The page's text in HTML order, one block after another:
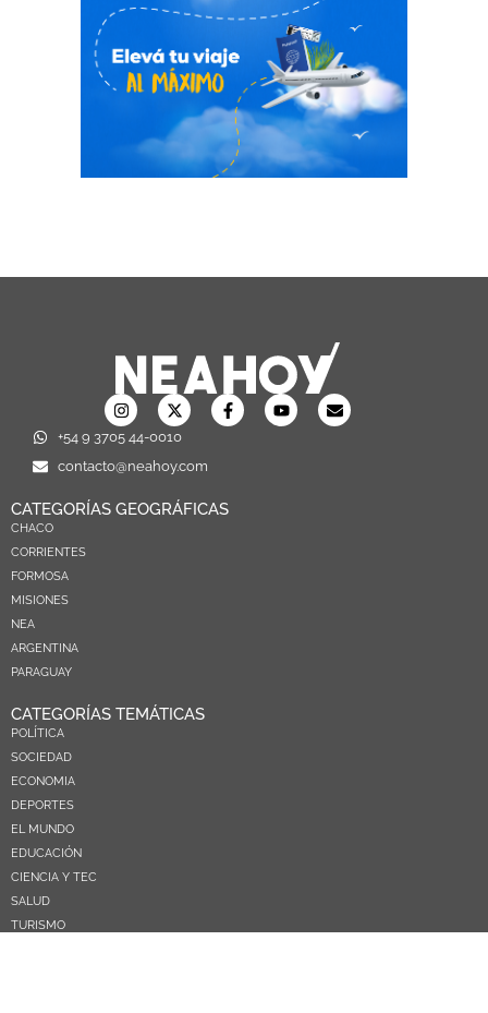
+54 9 3705 44-0010
contacto@neahoy.com
CATEGORÍAS GEOGRÁFICAS
CHACO
CORRIENTES
FORMOSA
MISIONES
NEA
ARGENTINA
PARAGUAY
CATEGORÍAS TEMÁTICAS
POLÍTICA
SOCIEDAD
ECONOMIA
DEPORTES
EL MUNDO
EDUCACIÓN
CIENCIA Y TEC
SALUD
TURISMO